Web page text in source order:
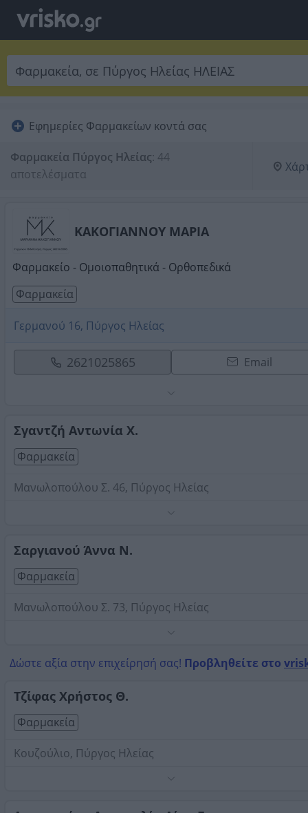
Εφημερίες Φαρμακείων κοντά σας
Φαρμακεία Πύργος Ηλείας: 44
αποτελέσματα
ΚΑΚΟΓΙΑΝΝΟΥ ΜΑΡΙΑ
Φαρμακείο - Ομοιοπαθητικά - Ορθοπεδικά
Φαρμακεία
Γερμανού 16, Πύργος Ηλείας
2621025865 Email
Σγαντζή Αντωνία Χ.
Φαρμακεία
Μανωλοπούλου Σ. 46, Πύργος Ηλείας
Σαργιανού Άννα Ν.
Φαρμακεία
Μανωλοπούλου Σ. 73, Πύργος Ηλείας
Δώστε αξία στην επιχείρησή σας! Προβληθείτε στο
Τζίφας Χρήστος Θ.
Φαρμακεία
Κουζούλιο, Πύργος Ηλείας